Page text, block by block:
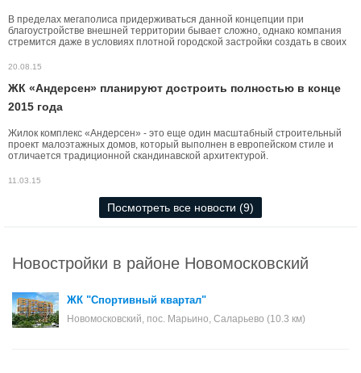
В пределах мегаполиса придерживаться данной концепции при
благоустройстве внешней территории бывает сложно, однако компания
стремится даже в условиях плотной городской застройки создать в своих
20.08.15
ЖК «Андерсен» планируют достроить полностью в конце
2015 года
Жилок комплекс «Андерсен» - это еще один масштабный строительный
проект малоэтажных домов, который выполнен в европейском стиле и
отличается традиционной скандинавской архитектурой.
11.03.15
Посмотреть все новости (9)
Новостройки в районе Новомосковский
ЖК "Спортивный квартал"
Новомосковский, пос. Марьино, Саларьево (10.3 км)